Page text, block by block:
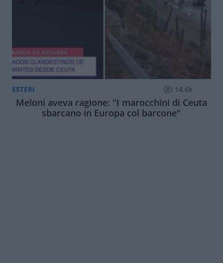
ESTERI 14.6k
Meloni aveva ragione: "I marocchini di Ceuta
sbarcano in Europa col barcone"